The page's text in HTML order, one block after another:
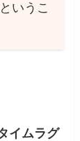
いうこ
イムラグ